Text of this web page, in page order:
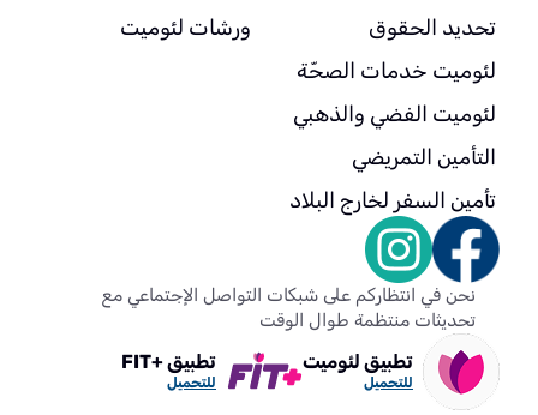
تحديد الحقوق
لئوميت خدمات الصحّة
لئوميت الفضي والذهبي
التأمين التمريضي
تأمين السفر لخارج البلاد
ورشات لئوميت
نحن في انتظاركم على شبكات التواصل الإجتماعي مع
تحديثات منتظمة طوال الوقت
تطبيق لئوميت
للتحميل
تطبيق +FIT
للتحميل